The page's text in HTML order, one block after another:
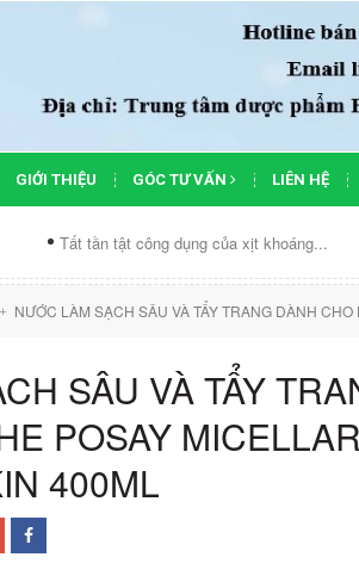
GIỚI THIỆU GÓC TƯ VẤN LIÊN HỆ
dụng của xịt khoáng... Tips chăm sóc
+ NƯỚC LÀM SẠCH SÂU VÀ TẨY TRANG DÀNH
SÂU VÀ TẨY
POSAY
400ML